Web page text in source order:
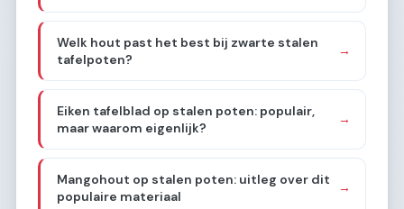
Welk hout past het best bij zwarte stalen
tafelpoten?
→
Eiken tafelblad op stalen poten: populair,
maar waarom eigenlijk?
→
Mangohout op stalen poten: uitleg over dit
populaire materiaal
→